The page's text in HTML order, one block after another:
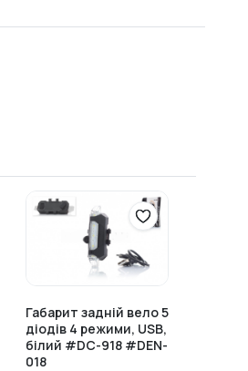
Габарит задній вело 5
діодів 4 режими, USB,
білий #DC-918 #DEN-
018